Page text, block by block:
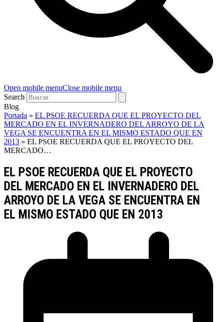
Open mobile menuClose mobile menu
Search
Blog
Portada » EL PSOE RECUERDA QUE EL PROYECTO DEL
MERCADO EN EL INVERNADERO DEL ARROYO DE LA
VEGA SE ENCUENTRA EN EL MISMO ESTADO QUE EN
2013 » EL PSOE RECUERDA QUE EL PROYECTO DEL
MERCADO…
EL PSOE RECUERDA QUE EL PROYECTO
DEL MERCADO EN EL INVERNADERO DEL
ARROYO DE LA VEGA SE ENCUENTRA EN
EL MISMO ESTADO QUE EN 2013